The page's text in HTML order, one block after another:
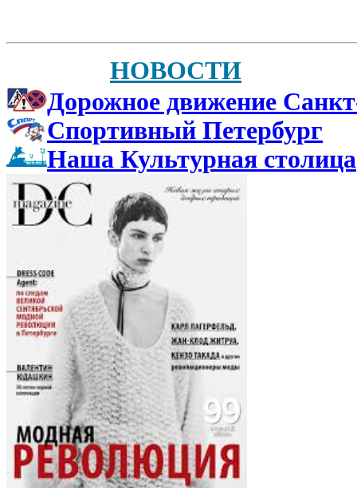
НОВОСТИ
Дорожное движение
Спортивный Петербург
Наша Культурная столица